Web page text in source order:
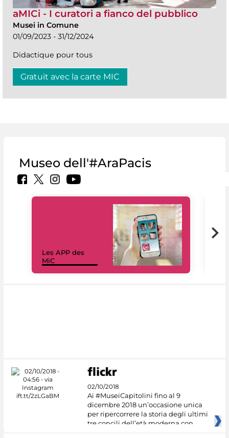
aMICi - I curatori a fianco del pubblico
Musei in Comune
01/09/2023 - 31/12/2024
Didactique pour tous
Gratuit avec la carte MIC
Museo dell'#AraPacis
Les APP des
MiC
02/10/2018
Ai #MuseiCapitolini fino al 9
dicembre 2018 un’occasione unica
per ripercorrere la storia degli ultimi
tre concili dell’età moderna con